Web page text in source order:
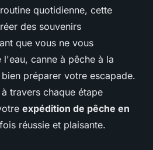
quotidienne, cette
des souvenirs
que vous ne vous
canne à pêche à la
préparer votre escapade.
travers chaque étape
expédition de pêche en
réussie et plaisante.